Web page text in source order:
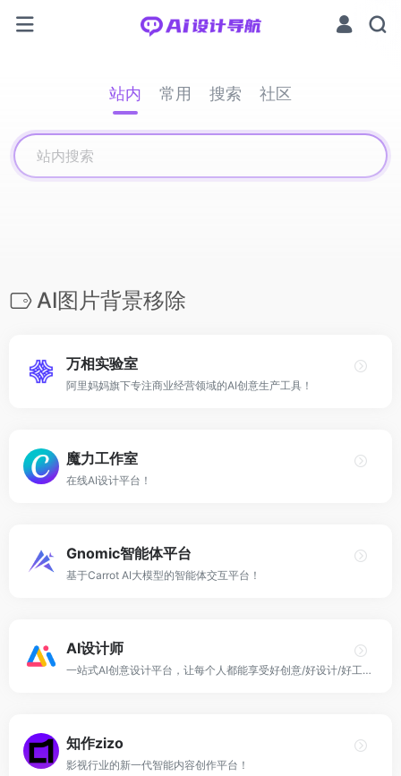
站内 常用 搜索 社区
AI图片背景移除
万相实验室
阿里妈妈旗下专注商业经营领域的AI创意生产工具！
魔力工作室
在线AI设计平台！
Gnomic智能体平台
基于Carrot AI大模型的智能体交互平台！
AI设计师
一站式AI创意设计平台，让每个人都能享受好创意/好设计/好工具！
知作zizo
影视行业的新一代智能内容创作平台！